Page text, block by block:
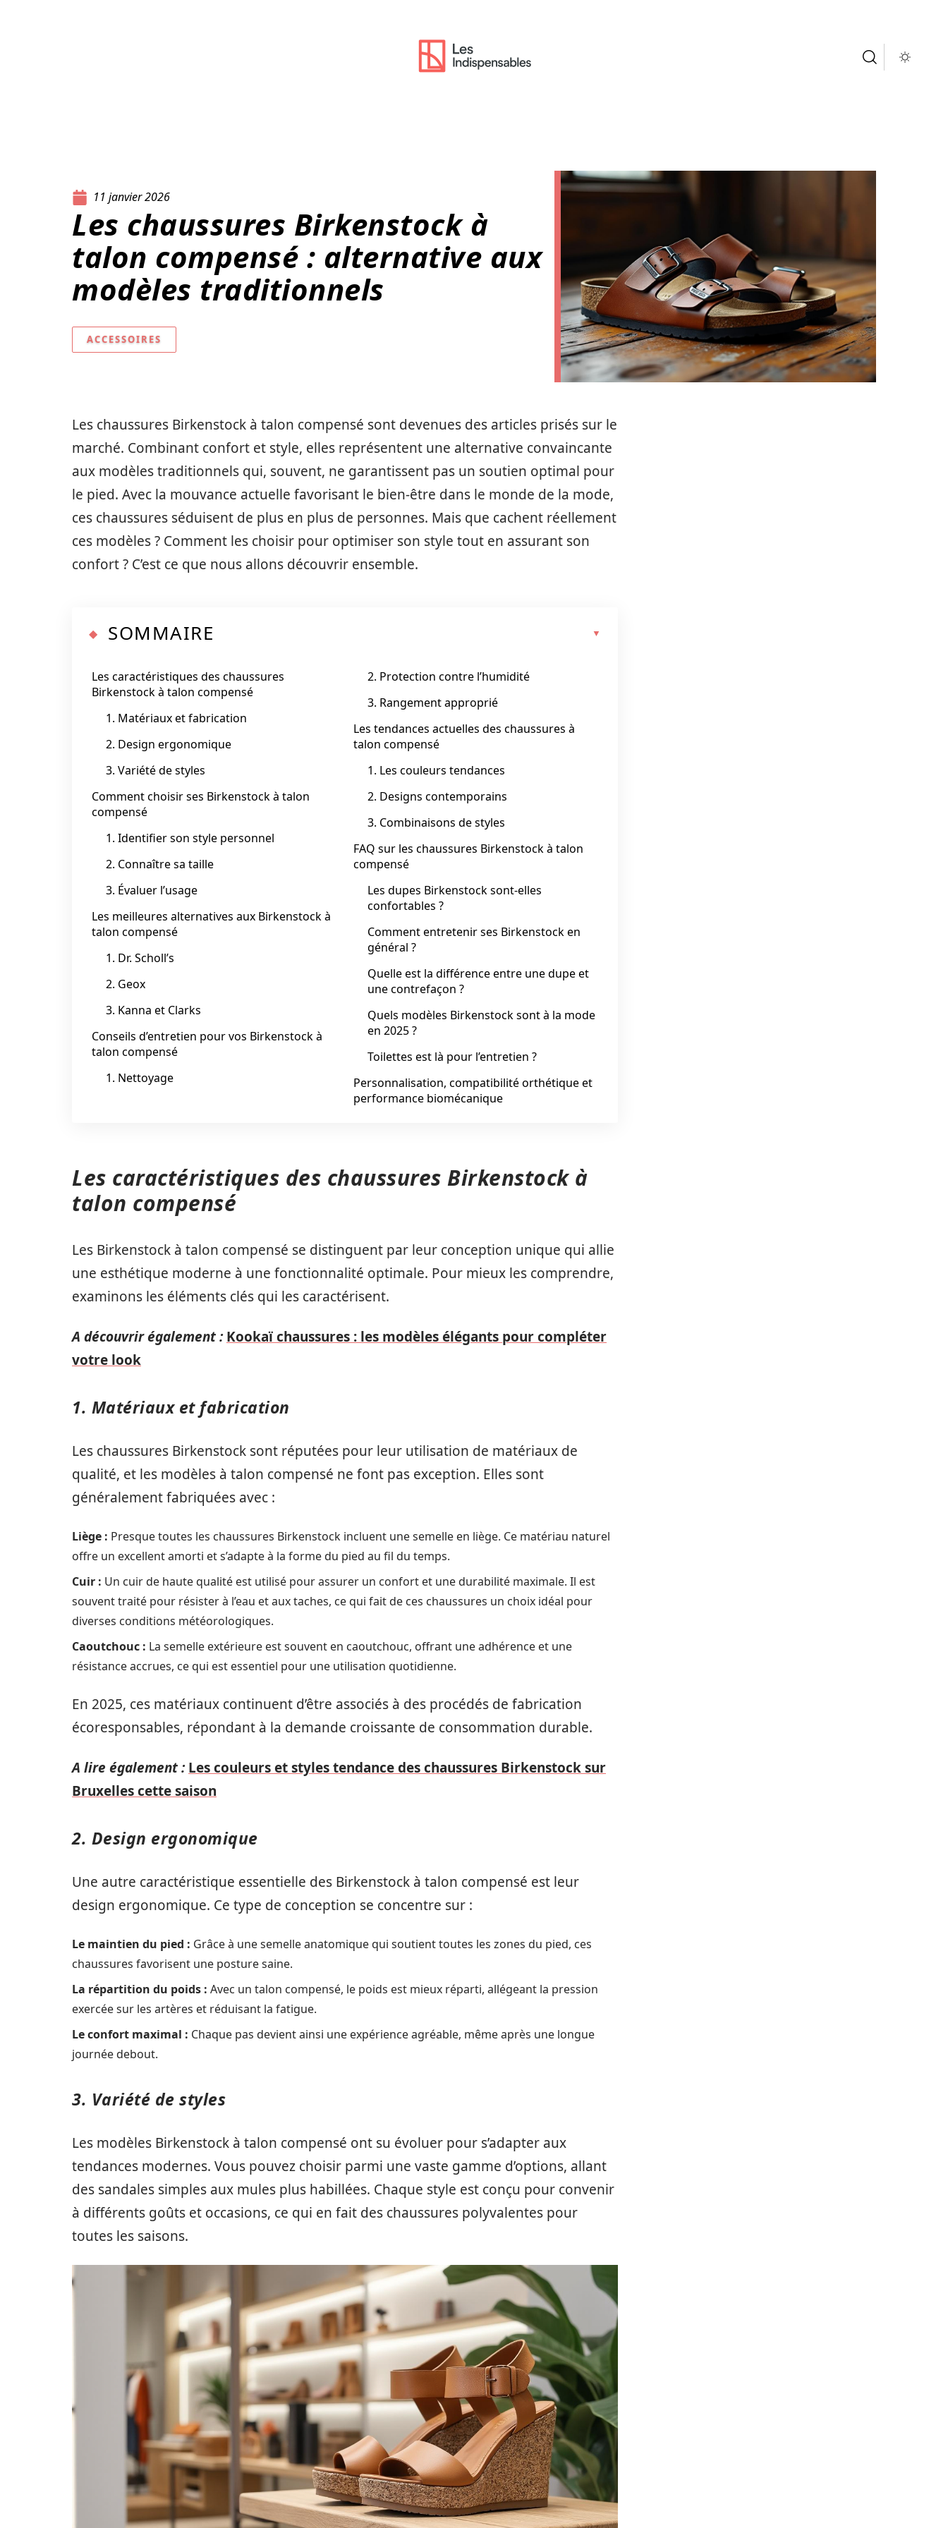
11 janvier 2026
Les chaussures Birkenstock à
talon compensé : alternative aux
modèles traditionnels
ACCESSOIRES
Les chaussures Birkenstock à talon compensé sont devenues des articles prisés sur le
marché. Combinant confort et style, elles représentent une alternative convaincante
aux modèles traditionnels qui, souvent, ne garantissent pas un soutien optimal pour
le pied. Avec la mouvance actuelle favorisant le bien-être dans le monde de la mode,
ces chaussures séduisent de plus en plus de personnes. Mais que cachent réellement
ces modèles ? Comment les choisir pour optimiser son style tout en assurant son
confort ? C’est ce que nous allons découvrir ensemble.
SOMMAIRE
Les caractéristiques des chaussures
Birkenstock à talon compensé
1. Matériaux et fabrication
2. Design ergonomique
3. Variété de styles
Comment choisir ses Birkenstock à talon
compensé
1. Identifier son style personnel
2. Connaître sa taille
3. Évaluer l’usage
Les meilleures alternatives aux Birkenstock à
talon compensé
1. Dr. Scholl’s
2. Geox
3. Kanna et Clarks
Conseils d’entretien pour vos Birkenstock à
talon compensé
1. Nettoyage
2. Protection contre l’humidité
3. Rangement approprié
Les tendances actuelles des chaussures à
talon compensé
1. Les couleurs tendances
2. Designs contemporains
3. Combinaisons de styles
FAQ sur les chaussures Birkenstock à talon
compensé
Les dupes Birkenstock sont-elles
confortables ?
Comment entretenir ses Birkenstock en
général ?
Quelle est la différence entre une dupe et
une contrefaçon ?
Quels modèles Birkenstock sont à la mode
en 2025 ?
Toilettes est là pour l’entretien ?
Personnalisation, compatibilité orthétique et
performance biomécanique
Les caractéristiques des chaussures Birkenstock à
talon compensé
Les Birkenstock à talon compensé se distinguent par leur conception unique qui allie
une esthétique moderne à une fonctionnalité optimale. Pour mieux les comprendre,
examinons les éléments clés qui les caractérisent.
A découvrir également : Kookaï chaussures : les modèles élégants pour compléter
votre look
1. Matériaux et fabrication
Les chaussures Birkenstock sont réputées pour leur utilisation de matériaux de
qualité, et les modèles à talon compensé ne font pas exception. Elles sont
généralement fabriquées avec :
Liège : Presque toutes les chaussures Birkenstock incluent une semelle en liège. Ce matériau naturel
offre un excellent amorti et s’adapte à la forme du pied au fil du temps.
Cuir : Un cuir de haute qualité est utilisé pour assurer un confort et une durabilité maximale. Il est
souvent traité pour résister à l’eau et aux taches, ce qui fait de ces chaussures un choix idéal pour
diverses conditions météorologiques.
Caoutchouc : La semelle extérieure est souvent en caoutchouc, offrant une adhérence et une
résistance accrues, ce qui est essentiel pour une utilisation quotidienne.
En 2025, ces matériaux continuent d’être associés à des procédés de fabrication
écoresponsables, répondant à la demande croissante de consommation durable.
A lire également : Les couleurs et styles tendance des chaussures Birkenstock sur
Bruxelles cette saison
2. Design ergonomique
Une autre caractéristique essentielle des Birkenstock à talon compensé est leur
design ergonomique. Ce type de conception se concentre sur :
Le maintien du pied : Grâce à une semelle anatomique qui soutient toutes les zones du pied, ces
chaussures favorisent une posture saine.
La répartition du poids : Avec un talon compensé, le poids est mieux réparti, allégeant la pression
exercée sur les artères et réduisant la fatigue.
Le confort maximal : Chaque pas devient ainsi une expérience agréable, même après une longue
journée debout.
3. Variété de styles
Les modèles Birkenstock à talon compensé ont su évoluer pour s’adapter aux
tendances modernes. Vous pouvez choisir parmi une vaste gamme d’options, allant
des sandales simples aux mules plus habillées. Chaque style est conçu pour convenir
à différents goûts et occasions, ce qui en fait des chaussures polyvalentes pour
toutes les saisons.